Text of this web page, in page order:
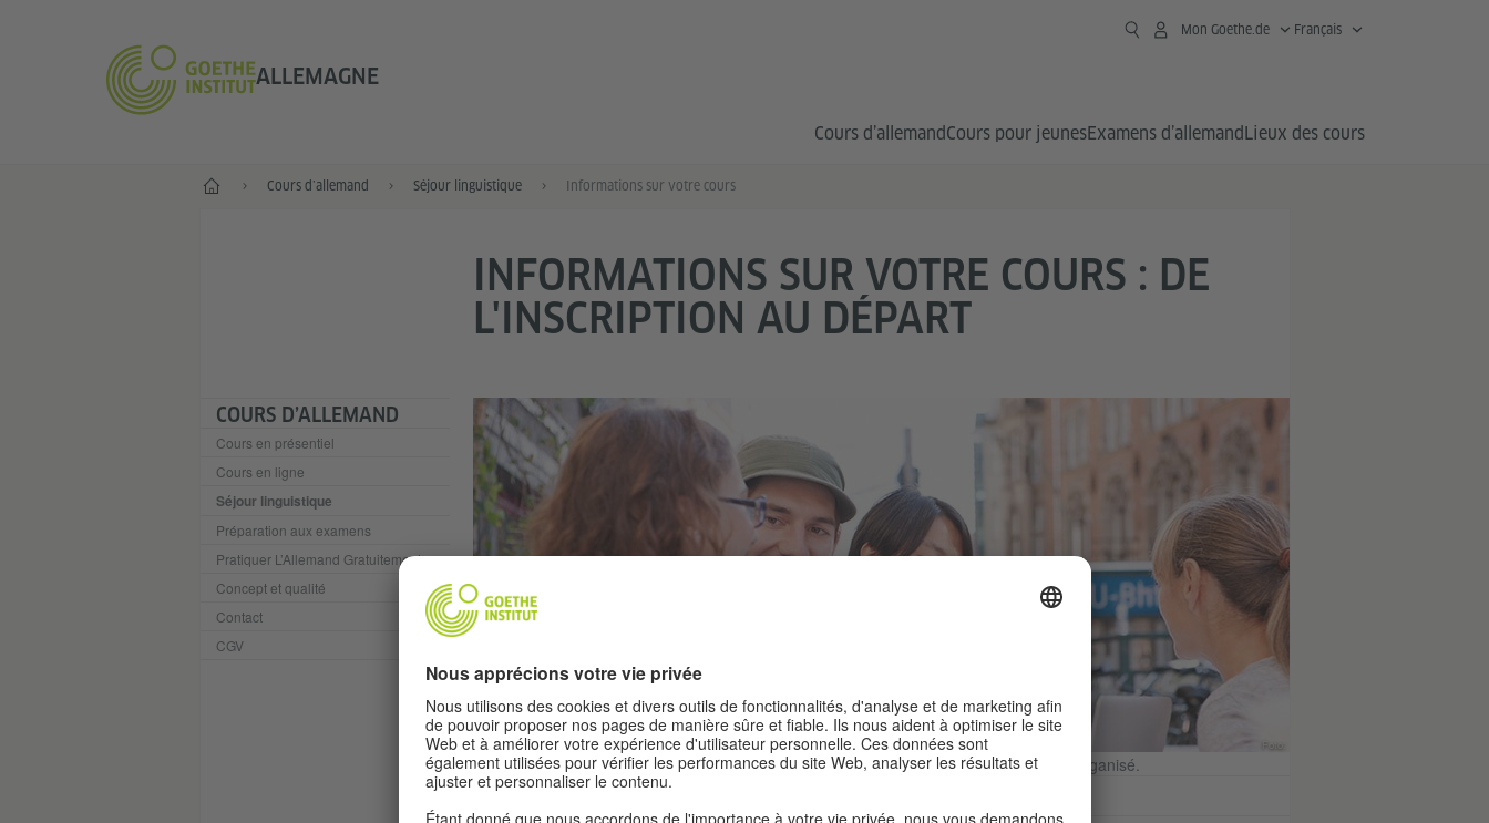
ALLEMAGNE
Mon Goethe.de Français
Cours d’allemandCours pour jeunesExamens d’allemandLieux des cours
-- Cours d’allemand Séjour linguistique Informations sur votre cours
COURS D’ALLEMAND
Cours en présentiel
Cours en ligne
Séjour linguistique
Préparation aux examens
Pratiquer L’Allemand Gratuitement
Concept et qualité
Contact
CGV
INFORMATIONS SUR VOTRE COURS : DE
L'INSCRIPTION AU DÉPART
Foto:
Depuis le choix du cours jusqu’au départ : toutes les informations pour un séjour bien organisé.